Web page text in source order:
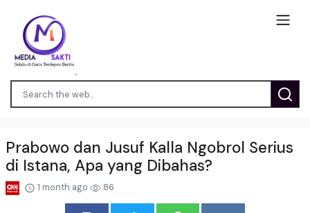
Prabowo dan Jusuf Kalla Ngobrol Serius
di Istana, Apa yang Dibahas?
1 month ago 86